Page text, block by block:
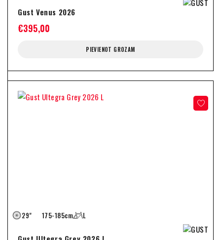
Gust Venus 2026
€395,00
PIEVIENOT GROZAM
29" 175-185cm L